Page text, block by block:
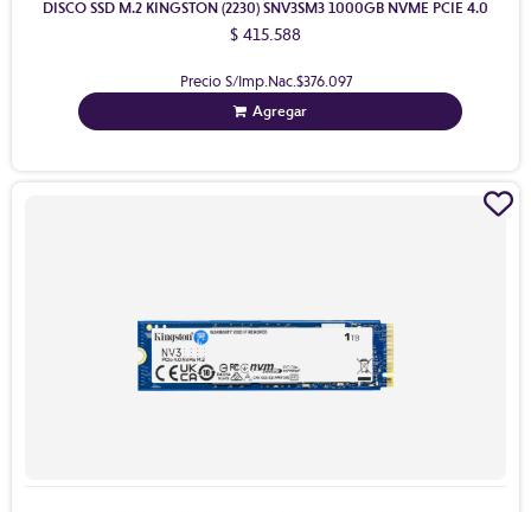
DISCO SSD M.2 KINGSTON (2230) SNV3SM3 1000GB NVME PCIE 4.0
$ 415.588
Precio S/Imp.Nac.$376.097
Agregar